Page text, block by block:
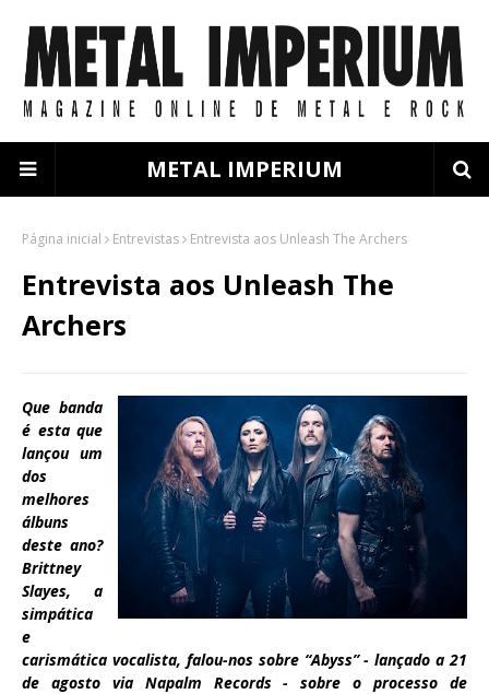
METAL IMPERIUM
Página inicial Entrevistas Entrevista aos Unleash The Archers
Entrevista aos Unleash The
Archers
Que banda
é esta que
lançou um
dos
melhores
álbuns
deste ano?
Brittney
Slayes, a
simpática
e
carismática vocalista, falou-nos sobre “Abyss” - lançado a 21
de agosto via Napalm Records - sobre o processo de